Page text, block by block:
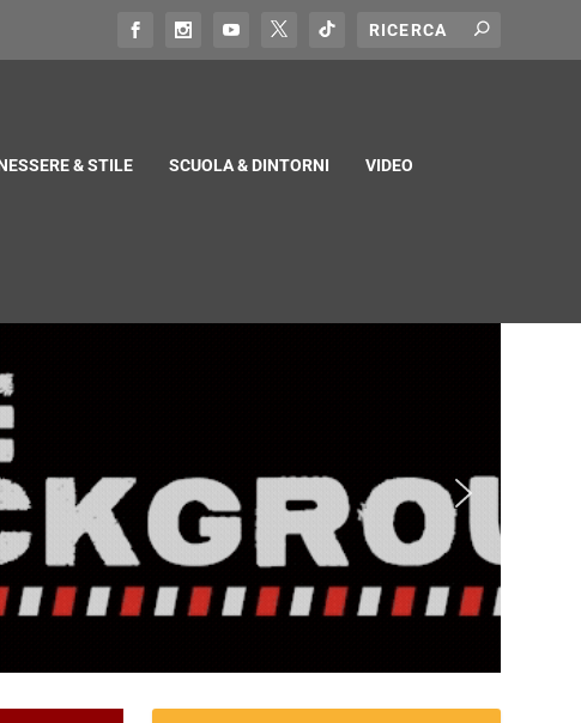
& STILE SCUOLA & DINTORNI VIDEO